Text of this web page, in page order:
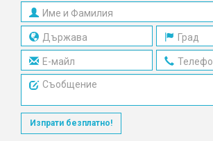
Изпрати безплатно!